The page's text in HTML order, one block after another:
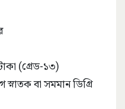
(গ্রেড-১৩)
স্নাতক বা সমমান ডিগ্রি